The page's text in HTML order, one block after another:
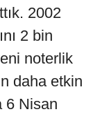
2002
2 bin
noterlik
daha etkin
6 Nisan